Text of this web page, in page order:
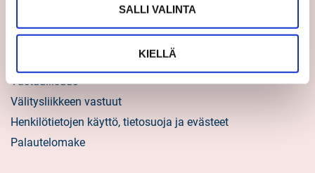
SALLI VALINTA
KIELLÄ
Tietoa kuluttajille
Vastuullisuus
Välitysliikkeen vastuut
Henkilötietojen käyttö, tietosuoja ja evästeet
Palautelomake